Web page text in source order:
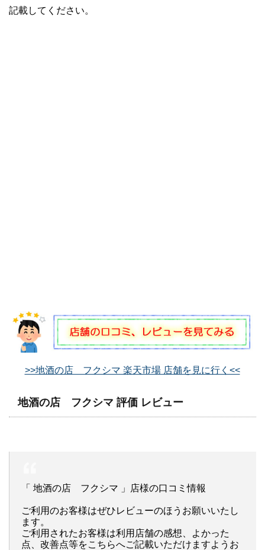
記載してください。
>>地酒の店 フクシマ 楽天市場 店舗を見に行く<<
地酒の店 フクシマ 評価 レビュー
「 地酒の店 フクシマ 」店様の口コミ情報
ご利用のお客様はぜひレビューのほうお願いいたし
ます。
ご利用されたお客様は利用店舗の感想、よかった
点、改善点等をこちらへご記載いただけますようお